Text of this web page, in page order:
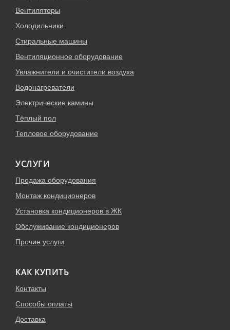
Вентиляторы
Холодильники
Стиральные машины
Вентиляционное оборудование
Увлажнители и очистители воздуха
Водонагреватели
Электрические камины
Тёплый пол
Тепловое оборудование
УСЛУГИ
Продажа оборудования
Монтаж кондиционеров
Установка кондиционеров в ЖК
Обслуживание кондиционеров
Прочие услуги
КАК КУПИТЬ
Контакты
Способы оплаты
Доставка